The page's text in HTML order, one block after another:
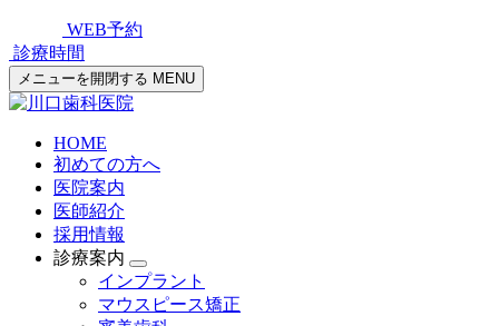
WEB予約
診療時間
メニューを開閉する MENU
HOME
初めての方へ
医院案内
医師紹介
採用情報
診療案内
インプラント
マウスピース矯正